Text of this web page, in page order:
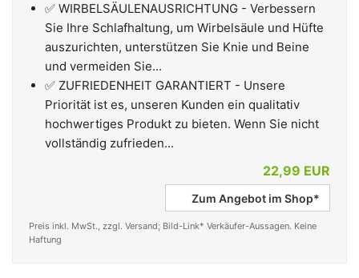
✅ WIRBELSÄULENAUSRICHTUNG - Verbessern
Sie Ihre Schlafhaltung, um Wirbelsäule und Hüfte
auszurichten, unterstützen Sie Knie und Beine
und vermeiden Sie...
✅ ZUFRIEDENHEIT GARANTIERT - Unsere
Priorität ist es, unseren Kunden ein qualitativ
hochwertiges Produkt zu bieten. Wenn Sie nicht
vollständig zufrieden...
22,99 EUR
Zum Angebot im Shop*
Preis inkl. MwSt., zzgl. Versand; Bild-Link* Verkäufer-Aussagen. Keine
Haftung